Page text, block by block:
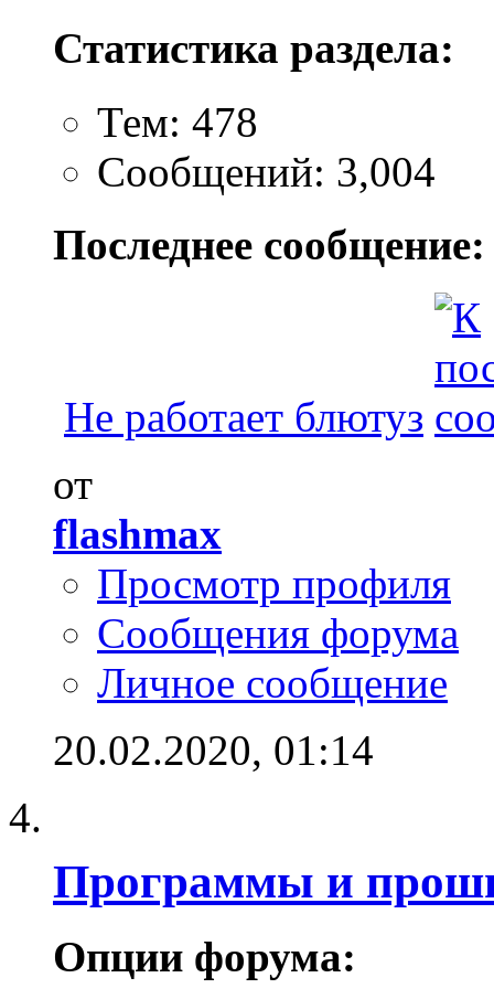
Статистика раздела:
Тем: 478
Сообщений: 3,004
Последнее сообщение:
Не работает блютуз
от
flashmax
Просмотр профиля
Сообщения форума
Личное сообщение
20.02.2020, 01:14
Программы и
Опции форума: